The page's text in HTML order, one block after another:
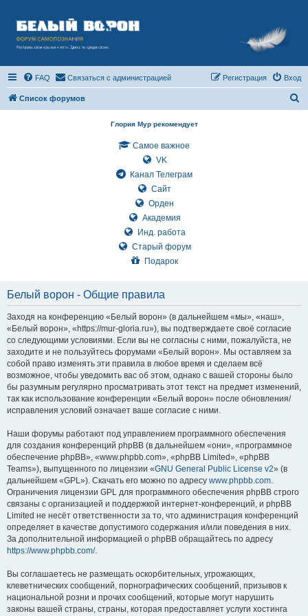
FAQ Связаться с администрацией Вход
Регистрация
Список форумов
Глория Мур рекомендует
Самое важное
VK
Канал Телеграм
Сайт
Орден
Академия
Инд. работа
Старый форум
Подарок
Белый ворон - Общие правила
Заходя на конференцию «Белый ворон» (в дальнейшем «мы», «наш»,
«Белый ворон», «https://mur-gloria.ru»), вы подтверждаете своё согласие
со следующими условиями. Если вы не согласны с ними, пожалуйста, не
заходите и не пользуйтесь форумами «Белый ворон». Мы оставляем за
собой право изменять эти правила в любое время и сделаем всё
возможное, чтобы уведомить вас об этом, однако с вашей стороны было
бы разумным регулярно просматривать этот текст на предмет изменений,
так как использование конференции «Белый ворон» после обновления/
исправления условий означает ваше согласие с ними.
Наши форумы работают под управлением программного обеспечения
для создания конференций phpBB (в дальнейшем «они», «программное
обеспечение phpBB», «www.phpbb.com», «phpBB Limited», «phpBB
Teams»), выпущенного по лицензии «GNU General Public License v2» (в
дальнейшем «GPL»). Скачать его можно по адресу www.phpbb.com
Ограничения лицензии GPL для программного обеспечения phpBB строго
связаны с организацией и поддержкой интернет-конференций, и phpBB
Limited не несёт ответственности за то, что администрация конференций
определяет в качестве допустимого содержания и/или поведения в них.
За дополнительной информацией о phpBB обращайтесь по адресу
https://www.phpbb.com/.
Вы соглашаетесь не размещать оскорбительных, угрожающих,
клеветнических сообщений, порнографических сообщений, призывов к
национальной розни и прочих сообщений, которые могут нарушить
законы вашей страны, страны, которая предоставляет услуги хостинга